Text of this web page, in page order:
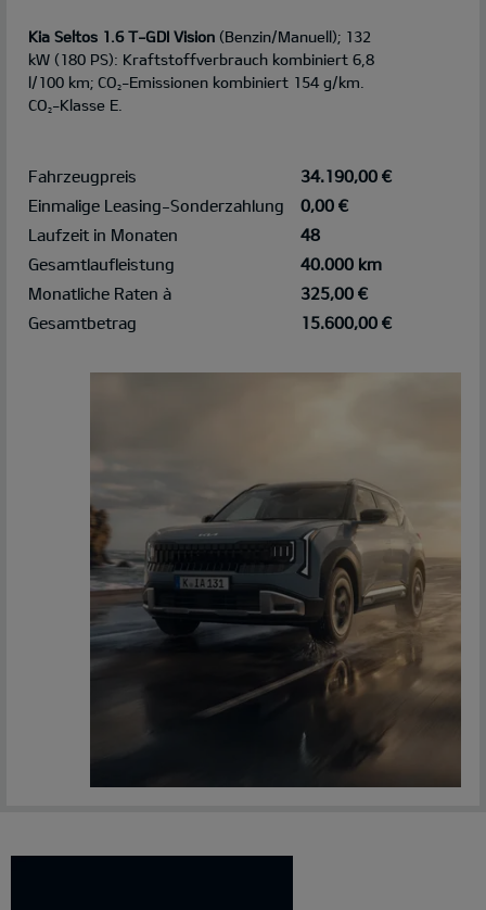
Kia Seltos 1.6 T-GDI Vision (Benzin/Manuell); 132
kW (180 PS): Kraftstoffverbrauch kombiniert 6,8
l/100 km; CO2-Emissionen kombiniert 154 g/km.
CO2-Klasse E.
Fahrzeugpreis
34.190,00 €
Einmalige Leasing-Sonderzahlung
0,00 €
Laufzeit in Monaten
48
Gesamtlaufleistung
40.000 km
Monatliche Raten à
325,00 €
Gesamtbetrag
15.600,00 €